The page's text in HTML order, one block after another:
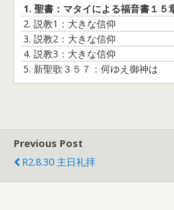
プ
レ
ー
ヤ
ー
1. 聖書：マタイによる福音書１５
2. 説教1：大きな信仰
3. 説教2：大きな信仰
4. 説教3：大きな信仰
5. 新聖歌３５７：何ゆえ御神は
Previous Post
R2.8.30 主日礼拝